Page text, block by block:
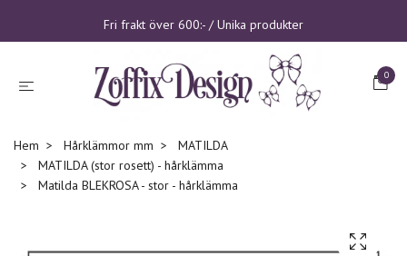
Fri frakt över 600:- / Unika produkter
0
Hem Hårklämmor mm
MATILDA
MATILDA (stor rosett) - hårklämma
Matilda BLEKROSA - stor - hårklämma